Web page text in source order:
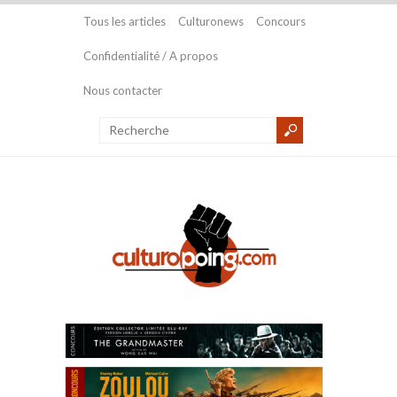
Tous les articles Culturonews Concours
Confidentialité / A propos
Nous contacter